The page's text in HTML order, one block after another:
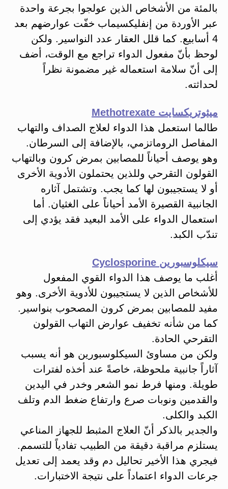
بالمئة من الأشخاص الذين عولجوا بجرعة واحدة
عبر الأوردة من إنفليكسيماب خفّت عوارضهم بعد
4 أسابيع. كما قلل العقار عدد النواسير. ولكن
لوحظ بأنّ مفعول الدواء تراجع مع الوقت، أضف
إلى أنّ سلامة استعماله غير مضمونة نظراً
لحداثته.
ميثوتريكسايت Methotrexate
طالما استعمل هذا الدواء لعلاج الصداف والتهاب
المفاصل الروماتزمي، بالإضافة إلى السرطان.
وهو يوصف أحياناً للمصابين بمرض كرون وبالتهاب
القولون التقرحي وللذين يحتملون الأدوية الأخرى
أو لا يستجيبون لها كما يجب. وتشتمل آثاره
الجانبية القصيرة الأمد أحياناً على الغثيان. أما
استعمال الدواء على الأمد البعيد فقد يؤدي إلى
تندّب الكبد.
سيكلوسبورين Cyclosporine
أغلب ما يوصف هذا الدواء القوي المفعول
للأشخاص الذين لا يستجيبون للأدوية الأخرى. وهو
مفيد للمصابين بمرض كرون المصحوب بنواسير.
كما من شأنه تخفيف عوارض التهاب القولون
التقرحي الحادة.
ولكن من مساوئ السيكلوسبورين هو أنه يسبب
آثاراً جانبية ملحوظة، خاصةً عند أخذه لفترات
طويلة. ومنها فرط نمو الشعر وخدر في اليدين
والقدمين ونوبات صرع وارتفاع ضغط الدم وتلف
الكبد والكلى.
والجدير بالذكر أنّ العلاج المثبط للجهاز المناعي
يستلزم مراقبة دقيقة من الطبيب تفادياً للتسمم.
فيجري هذا الأخير تحاليل دم وقد يعمد إلى تعديل
جرعات الدواء اعتماداً على نتيجة الاختبارات.